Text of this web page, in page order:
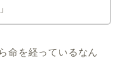
命を経っているなん